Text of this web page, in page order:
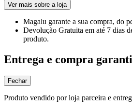
Ver mais sobre a loja
Magalu garante a sua compra, do
Devolução Gratuita em até 7 dias
produto.
Entrega e compra
Fechar
Produto vendido por loja parceira e